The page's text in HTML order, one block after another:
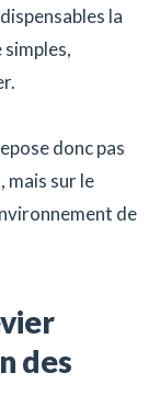
la
simples,
donc pas
mais sur le
de
des